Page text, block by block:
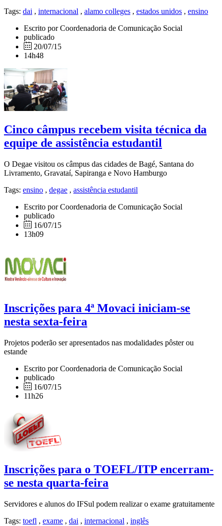
Tags: dai , internacional , alamo colleges , estados unidos , ensino
Escrito por Coordenadoria de Comunicação Social
publicado
20/07/15
14h48
Cinco câmpus recebem visita técnica da
equipe de assistência estudantil
O Degae visitou os câmpus das cidades de Bagé, Santana do
Livramento, Gravataí, Sapiranga e Novo Hamburgo
Tags: ensino , degae , assistência estudantil
Escrito por Coordenadoria de Comunicação Social
publicado
16/07/15
13h09
Inscrições para 4ª Movaci iniciam-se
nesta sexta-feira
Projetos poderão ser apresentados nas modalidades pôster ou
estande
Escrito por Coordenadoria de Comunicação Social
publicado
16/07/15
11h26
Inscrições para o TOEFL/ITP encerram-
se nesta quarta-feira
Servidores e alunos do IFSul podem realizar o exame gratuitamente
Tags: toefl , exame , dai , internacional , inglês